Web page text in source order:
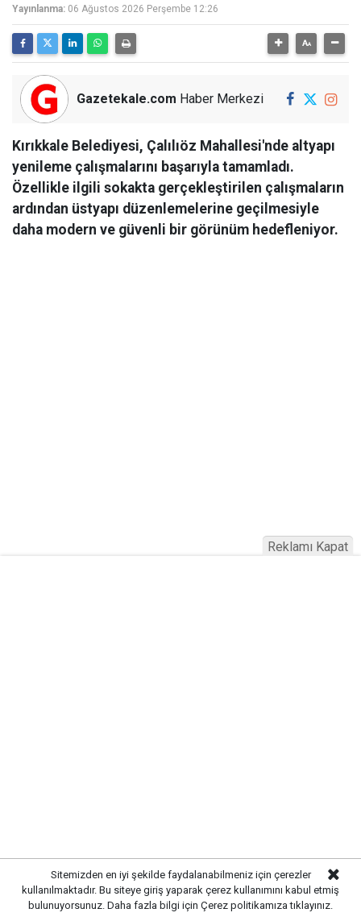
Yayınlanma: 06 Ağustos 2026 Perşembe 12:26
Gazetekale.com Haber Merkezi
Kırıkkale Belediyesi, Çalılıöz Mahallesi'nde altyapı
yenileme çalışmalarını başarıyla tamamladı.
Özellikle ilgili sokakta gerçekleştirilen çalışmaların
ardından üstyapı düzenlemelerine geçilmesiyle
daha modern ve güvenli bir görünüm hedefleniyor.
Sitemizden en iyi şekilde faydalanabilmeniz için çerezler
kullanılmaktadır. Bu siteye giriş yaparak çerez kullanımını kabul etmiş
bulunuyorsunuz. Daha fazla bilgi için Çerez politikamıza tıklayınız.
Reklamı Kapat